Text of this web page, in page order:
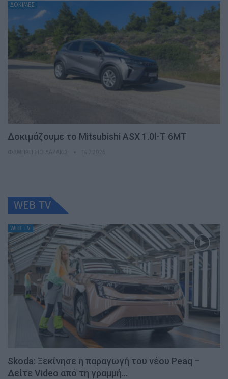
ΔΟΚΙΜΕΣ
Δοκιμάζουμε το Mitsubishi ASX 1.0l-T 6MT
WEB TV
WEB TV
Skoda: Ξεκίνησε η παραγωγή του νέου Peaq –
Δείτε Video από τη γραμμή…